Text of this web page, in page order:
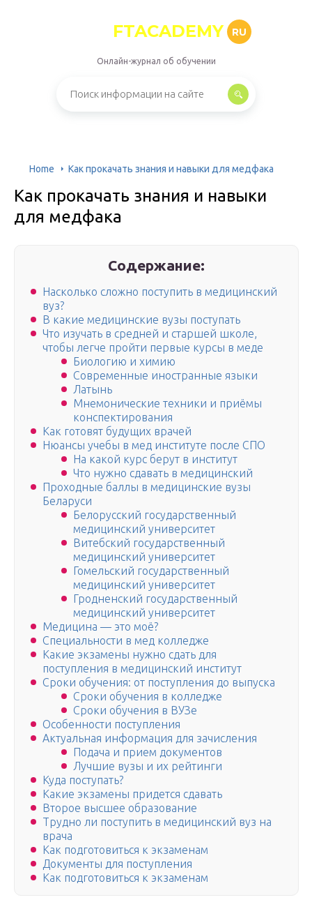
FTACADEMY RU
Онлайн-журнал об обучении
Home Как прокачать знания и навыки для медфака
Как прокачать знания и навыки
для медфака
Содержание:
Насколько сложно поступить в медицинский
вуз?
В какие медицинские вузы поступать
Что изучать в средней и старшей школе,
чтобы легче пройти первые курсы в меде
Биологию и химию
Современные иностранные языки
Латынь
Мнемонические техники и приёмы
конспектирования
Как готовят будущих врачей
Нюансы учебы в мед институте после СПО
На какой курс берут в институт
Что нужно сдавать в медицинский
Проходные баллы в медицинские вузы
Беларуси
Белорусский государственный
медицинский университет
Витебский государственный
медицинский университет
Гомельский государственный
медицинский университет
Гродненский государственный
медицинский университет
Медицина — это моё?
Специальности в мед колледже
Какие экзамены нужно сдать для
поступления в медицинский институт
Сроки обучения: от поступления до выпуска
Сроки обучения в колледже
Сроки обучения в ВУЗе
Особенности поступления
Актуальная информация для зачисления
Подача и прием документов
Лучшие вузы и их рейтинги
Куда поступать?
Какие экзамены придется сдавать
Второе высшее образование
Трудно ли поступить в медицинский вуз на
врача
Как подготовиться к экзаменам
Документы для поступления
Как подготовиться к экзаменам